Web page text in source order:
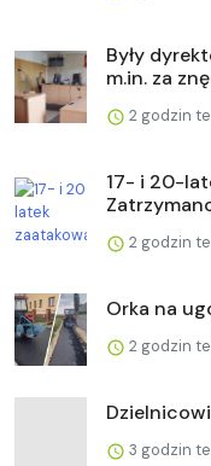
Były
m.in. za
2 godzin
17- i 20-
2 godzin
Orka na
2 godzin
3 godzin